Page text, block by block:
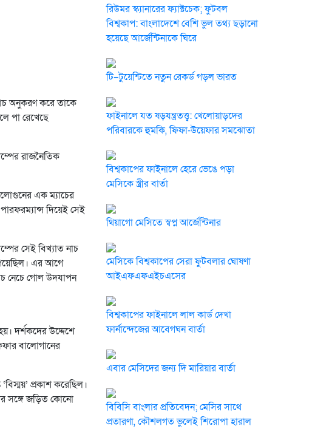
নাচ অনুকরণ করে তাকে
পা রেখেছে
রাজনৈতিক
এক ম্যাচের
দিয়েই সেই
সেই বিখ্যাত নাচ
এর আগে
নেচে গোল উদযাপন
দর্শকদের উদ্দেশে
বালোগানের
প্রকাশ করেছিল।
সঙ্গে জড়িত কোনো
রিউমর স্ক্যানারের ফ্যাক্টচেক; ফুটবল
বিশ্বকাপ: বাংলাদেশে বেশি ভুল তথ্য ছড়ানো
হয়েছে আর্জেন্টিনাকে ঘিরে
টি–টুয়েন্টিতে নতুন রেকর্ড গড়ল ভারত
ফাইনালে যত ষড়যন্ত্রতত্ত্ব: খেলোয়াড়দের
পরিবারকে হুমকি, ফিফা-উয়েফার সমঝোতা
বিশ্বকাপের ফাইনালে হেরে ভেঙে পড়া
মেসিকে স্ত্রীর বার্তা
থিয়াগো মেসিতে স্বপ্ন আর্জেন্টিনার
মেসিকে বিশ্বকাপের সেরা ফুটবলার ঘোষণা
আইএফএফএইচএসের
বিশ্বকাপের ফাইনালে লাল কার্ড দেখা
ফার্নান্দেজের আবেগঘন বার্তা
এবার মেসিদের জন্য দি মারিয়ার বার্তা
বিবিসি বাংলার প্রতিবেদন; মেসির সাথে
প্রতারণা, কৌশলগত ভুলেই শিরোপা হারাল